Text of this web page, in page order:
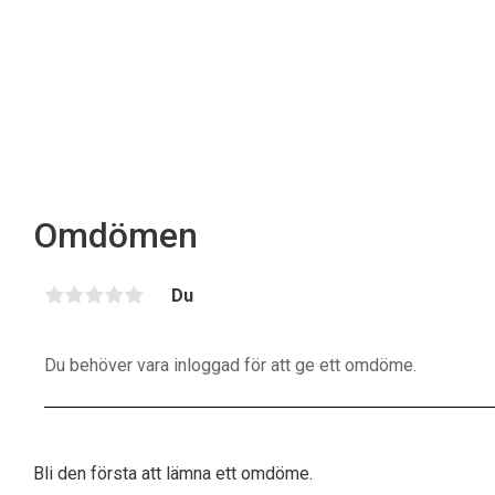
Omdömen
Du
Bli den första att lämna ett omdöme.